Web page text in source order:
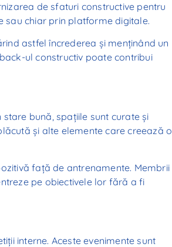
de sfaturi constructive pentru
sau chiar prin platforme digitale.
astfel încrederea și menținând un
ul constructiv poate contribui
bună, spațiile sunt curate și
și alte elemente care creează o
față de antrenamente. Membrii
pe obiectivele lor fără a fi
interne. Aceste evenimente sunt